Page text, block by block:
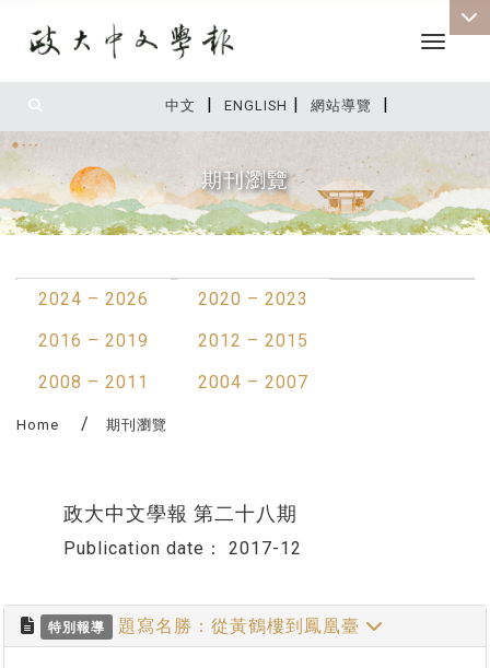
中文 | ENGLISH | 網站導覽 |
Toggle
期刊瀏覽
2024 – 2026
2020 – 2023
2016 – 2019
2012 – 2015
2008 – 2011
2004 – 2007
Home 期刊瀏覽
政大中文學報 第二十八期
Publication date： 2017-12
特別報導 題寫名勝：從黃鶴樓到鳳凰臺